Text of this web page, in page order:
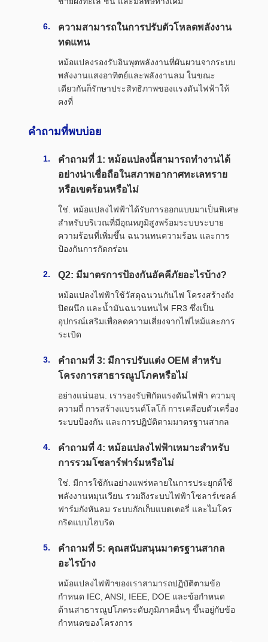
ความสามารถในการปรับตัวโหลดพลังงาน
ทดแทน
หม้อแปลงรองรับอินพุตพลังงานที่ผันผวนจากระบบ
พลังงานแสงอาทิตย์และพลังงานลม ในขณะ
เดียวกันก็รักษาประสิทธิภาพของแรงดันไฟฟ้าให้
คงที่
คำถามที่พบบ่อย
คำถามที่ 1: หม้อแปลงนี้สามารถทำงานได้
อย่างน่าเชื่อถือในสภาพอากาศทะเลทราย
หรือเขตร้อนหรือไม่
ใช่. หม้อแปลงไฟฟ้าได้รับการออกแบบมาเป็นพิเศษ
สำหรับบริเวณที่มีอุณหภูมิสูงพร้อมระบบระบาย
ความร้อนที่เพิ่มขึ้น ฉนวนทนความร้อน และการ
ป้องกันการกัดกร่อน
Q2: มีมาตรการป้องกันอัคคีภัยอะไรบ้าง?
หม้อแปลงไฟฟ้าใช้วัสดุฉนวนกันไฟ โครงสร้างถัง
ปิดผนึก และน้ำมันฉนวนทนไฟ FR3 ซึ่งเป็น
อุปกรณ์เสริมเพื่อลดความเสี่ยงจากไฟไหม้และการ
ระเบิด
คำถามที่ 3: มีการปรับแต่ง OEM สำหรับ
โครงการสาธารณูปโภคหรือไม่
อย่างแน่นอน. เรารองรับพิกัดแรงดันไฟฟ้า ความจุ
ความถี่ การสร้างแบรนด์โลโก้ การเคลือบตัวเครื่อง
ระบบป้องกัน และการปฏิบัติตามมาตรฐานสากล
คำถามที่ 4: หม้อแปลงไฟฟ้าเหมาะสำหรับ
การรวมโซลาร์ฟาร์มหรือไม่
ใช่. มีการใช้กันอย่างแพร่หลายในการประยุกต์ใช้
พลังงานหมุนเวียน รวมถึงระบบไฟฟ้าโซลาร์เซลล์
ฟาร์มกังหันลม ระบบกักเก็บแบตเตอรี่ และไมโคร
กริดแบบไฮบริด
คำถามที่ 5: คุณสนับสนุนมาตรฐานสากล
อะไรบ้าง
หม้อแปลงไฟฟ้าของเราสามารถปฏิบัติตามข้อ
กำหนด IEC, ANSI, IEEE, DOE และข้อกำหนด
ด้านสาธารณูปโภคระดับภูมิภาคอื่นๆ ขึ้นอยู่กับข้อ
กำหนดของโครงการ